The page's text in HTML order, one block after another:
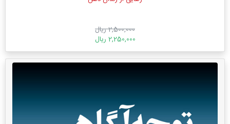
2,500,000 ریال
2,250,000 ریال